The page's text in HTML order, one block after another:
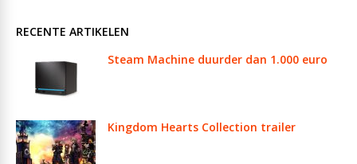
RECENTE ARTIKELEN
Steam Machine duurder dan 1.000 euro
Kingdom Hearts Collection trailer